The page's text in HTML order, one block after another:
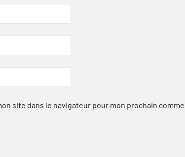
site dans le navigateur pour mon prochain